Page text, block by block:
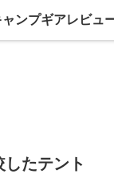
たテント
ャンプギアレビュ